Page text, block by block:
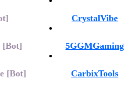
[Bot]
[Bot]
CrystalVibe
5GGMGaming
CarbixTools